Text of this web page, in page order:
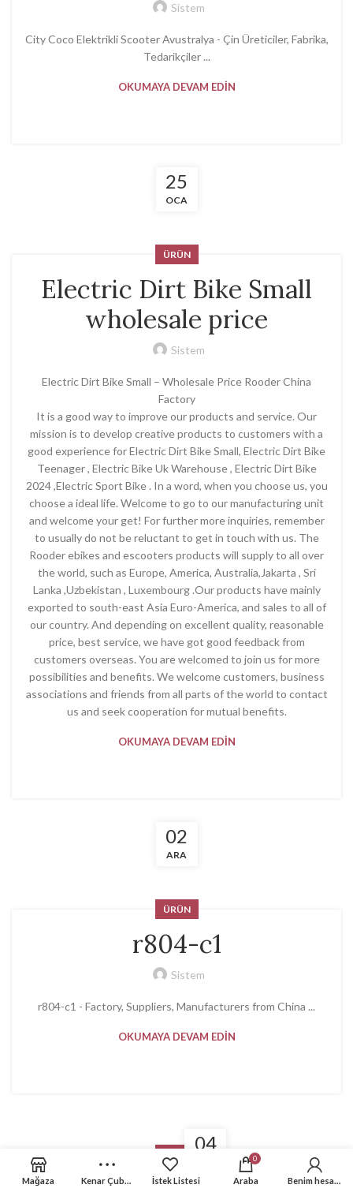
Sistem
City Coco Elektrikli Scooter Avustralya - Çin Üreticiler, Fabrika,
Tedarikçiler ...
OKUMAYA DEVAM EDIN
25
OCA
ÜRÜN
Electric Dirt Bike Small
wholesale price
Sistem
Electric Dirt Bike Small – Wholesale Price Rooder China
Factory
It is a good way to improve our products and service. Our
mission is to develop creative products to customers with a
good experience for Electric Dirt Bike Small, Electric Dirt Bike
Teenager , Electric Bike Uk Warehouse , Electric Dirt Bike
2024 ,Electric Sport Bike . In a word, when you choose us, you
choose a ideal life. Welcome to go to our manufacturing unit
and welcome your get! For further more inquiries, remember
to usually do not be reluctant to get in touch with us. The
Rooder ebikes and escooters products will supply to all over
the world, such as Europe, America, Australia,Jakarta , Sri
Lanka ,Uzbekistan , Luxembourg .Our products have mainly
exported to south-east Asia Euro-America, and sales to all of
our country. And depending on excellent quality, reasonable
price, best service, we have got good feedback from
customers overseas. You are welcomed to join us for more
possibilities and benefits. We welcome customers, business
associations and friends from all parts of the world to contact
us and seek cooperation for mutual benefits.
OKUMAYA DEVAM EDIN
02
ARA
ÜRÜN
r804-c1
Sistem
r804-c1 - Factory, Suppliers, Manufacturers from China ...
OKUMAYA DEVAM EDIN
04
ÜRÜN
Electric Riding Scooters For Adults
Mağaza Kenar Çubuğu İstek Listesi
0
Araba Benim hesabım